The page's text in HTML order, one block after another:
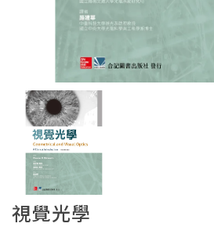
視覺光學